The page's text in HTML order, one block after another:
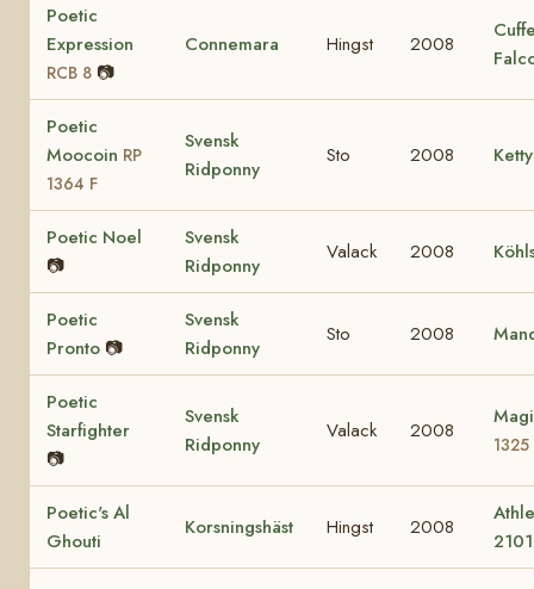
Poetic
Expression
RCB 8 📷
Connemara Hingst 2008
Poetic
Moocoin RP
1364 F
Svensk
Ridponny
Sto 2008 Ketty
Poetic Noel
📷
Svensk
Ridponny
Valack 2008
Poetic
Pronto 📷
Svensk
Ridponny
Sto 2008
Poetic
Starfighter
📷
Svensk
Ridponny
Valack 2008
1325
Poetic's Al
Ghouti
Korsningshäst Hingst 2008